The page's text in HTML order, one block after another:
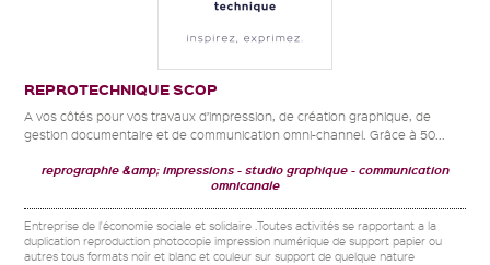
REPROTECHNIQUE SCOP
A vos côtés pour vos travaux d’impression, de création graphique, de
gestion documentaire et de communication omni-channel. Grâce à 50...
reprographie &amp; impressions studio graphique
communication
omnicanale
Entreprise de l'économie sociale et solidaire .Toutes activités se rapportant a la
duplication reproduction photocopie impression numérique de support papier ou
autres tous formats noir et blanc et couleur sur support de quelque nature